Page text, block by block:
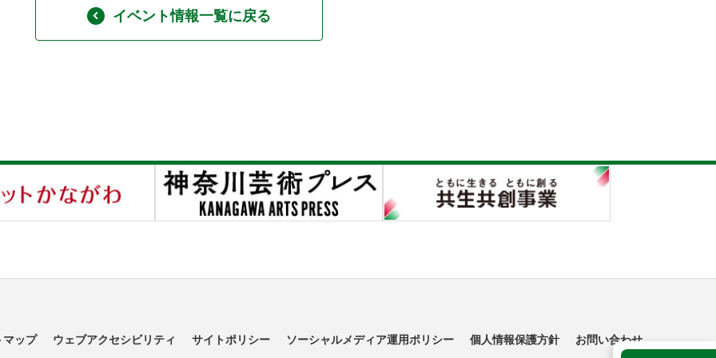
イベント情報一覧に戻る
マップ ウェブアクセシビリティ サイトポリシー ソーシャルメディア運用ポリシー 個人情報保護方針 お問い合わせ